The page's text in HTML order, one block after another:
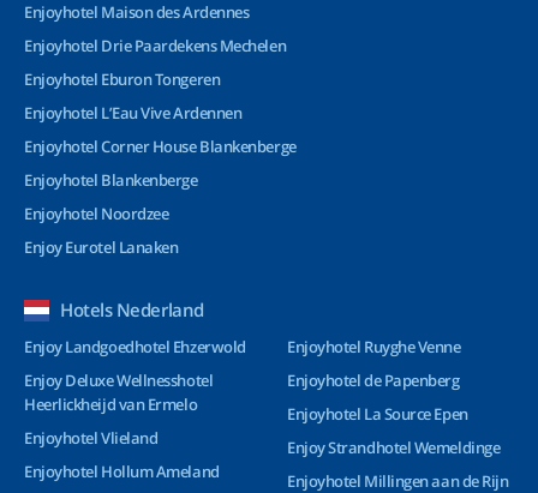
Enjoyhotel Maison des Ardennes
Enjoyhotel Drie Paardekens Mechelen
Enjoyhotel Eburon Tongeren
Enjoyhotel L’Eau Vive Ardennen
Enjoyhotel Corner House Blankenberge
Enjoyhotel Blankenberge
Enjoyhotel Noordzee
Enjoy Eurotel Lanaken
Hotels Nederland
Enjoy Landgoedhotel Ehzerwold
Enjoy Deluxe Wellnesshotel
Heerlickheijd van Ermelo
Enjoyhotel Vlieland
Enjoyhotel Hollum Ameland
Enjoyhotel Ruyghe Venne
Enjoyhotel de Papenberg
Enjoyhotel La Source Epen
Enjoy Strandhotel Wemeldinge
Enjoyhotel Millingen aan de Rijn